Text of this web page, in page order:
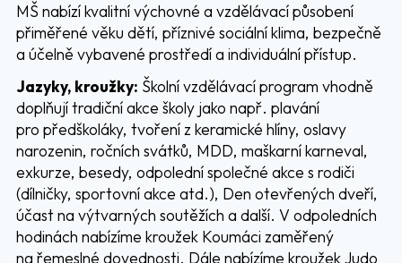
MŠ nabízí kvalitní výchovné a vzdělávací působení
přiměřené věku dětí, příznivé sociální klima, bezpečně
a účelně vybavené prostředí a individuální přístup.
Jazyky, kroužky: Školní vzdělávací program vhodně
doplňují tradiční akce školy jako např. plavání
pro předškoláky, tvoření z keramické hlíny, oslavy
narozenin, ročních svátků, MDD, maškarní karneval,
exkurze, besedy, odpolední společné akce s rodiči
(dílničky, sportovní akce atd.), Den otevřených dveří,
účast na výtvarných soutěžích a další. V odpoledních
hodinách nabízíme kroužek Koumáci zaměřený
na řemeslné dovednosti. Dále nabízíme kroužek Judo